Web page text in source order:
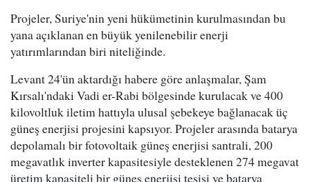
Projeler, Suriye'nin yeni hükümetinin kurulmasından bu
yana açıklanan en büyük yenilenebilir enerji
yatırımlarından biri niteliğinde.
Levant 24'ün aktardığı habere göre anlaşmalar, Şam
Kırsalı'ndaki Vadi er-Rabi bölgesinde kurulacak ve 400
kilovoltluk iletim hattıyla ulusal şebekeye bağlanacak üç
güneş enerjisi projesini kapsıyor. Projeler arasında batarya
depolamalı bir fotovoltaik güneş enerjisi santrali, 200
megavatlık inverter kapasitesiyle desteklenen 274 megavat
üretim kapasiteli bir güneş enerjisi tesisi ve batarya